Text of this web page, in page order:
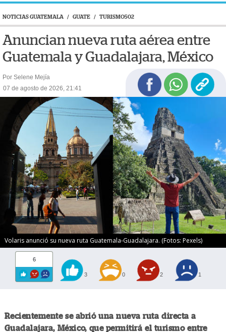
NOTICIAS GUATEMALA / GUATE / TURISMO502
Anuncian nueva ruta aérea entre
Guatemala y Guadalajara, México
Por Selene Mejía
07 de agosto de 2026, 21:41
Volaris anunció su nueva ruta Guatemala-Guadalajara. (Fotos: Pexels)
6
3 0 2 1
Recientemente se abrió una nueva ruta directa a
Guadalajara, México, que permitirá el turismo entre